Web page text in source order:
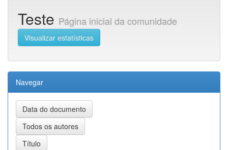
Teste Página inicial da comunidade
Visualizar estatísticas
Navegar